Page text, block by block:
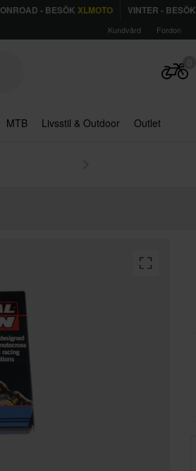
ONROAD - BESÖK XLMOTO VINTER - BESÖK
Kundvård Fordon
MTB Livsstil & Outdoor Outlet